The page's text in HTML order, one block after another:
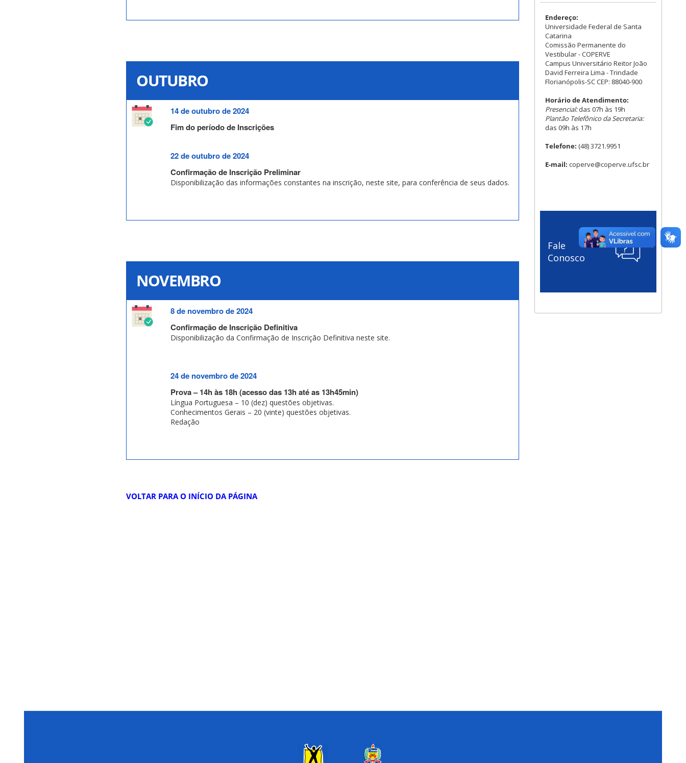
OUTUBRO
14 de outubro de 2024
Fim do período de Inscrições
22 de outubro de 2024
Confirmação de Inscrição Preliminar
Disponibilização das informações constantes na inscrição, neste site, para conferência de seus dados.
NOVEMBRO
8 de novembro de 2024
Confirmação de Inscrição Definitiva
Disponibilização da Confirmação de Inscrição Definitiva neste site.
24 de novembro de 2024
Prova – 14h às 18h (acesso das 13h até as 13h45min)
Língua Portuguesa – 10 (dez) questões objetivas.
Conhecimentos Gerais – 20 (vinte) questões objetivas.
Redação
VOLTAR PARA O INÍCIO DA PÁGINA
Endereço:
Universidade Federal de Santa
Catarina
Comissão Permanente do
Vestibular - COPERVE
Campus Universitário Reitor João
David Ferreira Lima - Trindade
Florianópolis-SC CEP: 88040-900
Horário de Atendimento:
Presencial:das 07h às 19h
Plantão Telefônico da Secretaria:
das 09h às 17h
Telefone: (48) 3721.9951
E-mail: coperve@coperve.ufsc.br
Fale
Conosco